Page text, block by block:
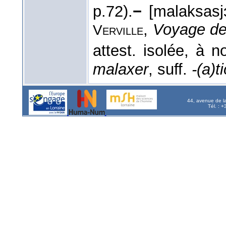
p.72).−
Verville, Voyage
attest. isolée, à
malaxer, suff. -
44, avenue de
Tél. :